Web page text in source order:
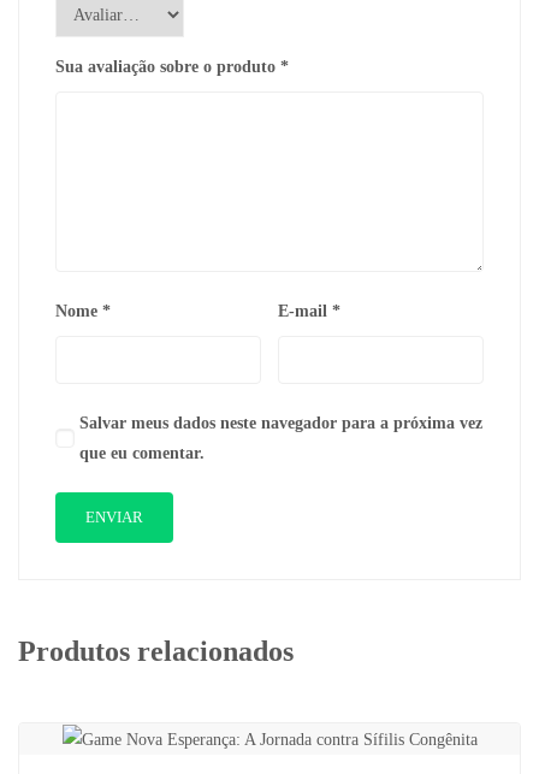
Sua avaliação sobre o produto *
Nome * E-mail*
Salvar meus dados neste navegador para a próxima vez
que eu comentar.
Produtos relacionados